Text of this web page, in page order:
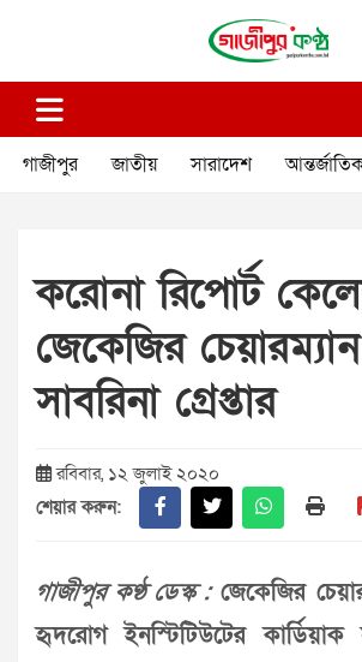
গাজীপুর কণ্ঠ
গাজীপুর জাতীয় সারাদেশ
করোনা রিপোর্ট
জেকেজির
সাবরিনা গ্রেপ্তার
রবিবার, ১২ জুলাই ২০২০
শেয়ার করুন:
গাজীপুর কণ্ঠ ডেস্ক :জেকেজির
হৃদরোগ ইনস্টিটিউটের কার্ডিয়াক